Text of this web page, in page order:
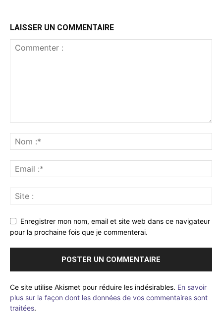
LAISSER UN COMMENTAIRE
Enregistrer mon nom, email et site web dans ce navigateur
pour la prochaine fois que je commenterai.
Ce site utilise Akismet pour réduire les indésirables. En savoir
plus sur la façon dont les données de vos commentaires sont
traitées.